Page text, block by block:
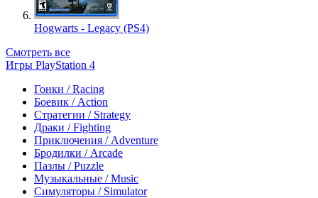
Hogwarts - Legacy (PS4)
Смотреть все
Игры PlayStation 4
Гонки / Racing
Боевик / Action
Стратегии / Strategy
Драки / Fighting
Приключения / Adventure
Бродилки / Arcade
Пазлы / Puzzle
Музыкальные / Music
Симуляторы / Simulator